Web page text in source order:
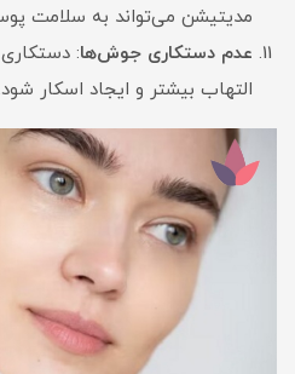
مدیتیشن می‌تواند به سلامت
عدم دستکاری جوش‌ها:
التهاب بیشتر و ایجاد اسکار